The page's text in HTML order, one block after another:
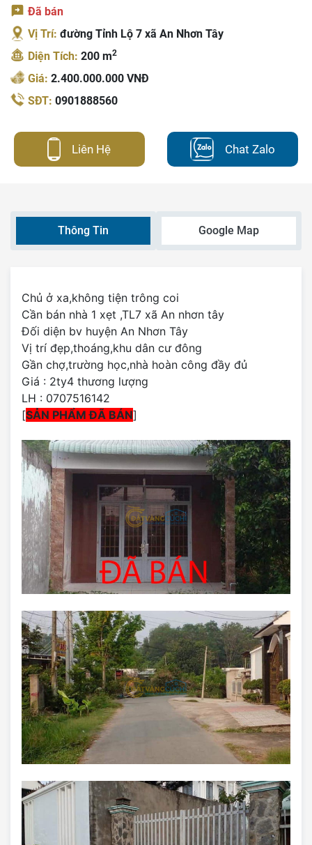
Đã bán
Vị Trí: đường Tỉnh Lộ 7 xã An Nhơn Tây
Diện Tích: 200 m2
Giá: 2.400.000.000 VNĐ
SĐT: 0901888560
Liên Hệ Chat Zalo
Thông Tin Google Map
Chủ ở xa,không tiện trông coi
Cần bán nhà 1 xẹt ,TL7 xã An nhơn tây
Đối diện bv huyện An Nhơn Tây
Vị trí đẹp,thoáng,khu dân cư đông
Gần chợ,trường học,nhà hoàn công đầy đủ
Giá : 2ty4 thương lượng
LH : 0707516142
[SẢN PHẨM ĐÃ BÁN]